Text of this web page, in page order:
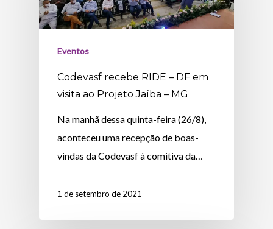
Eventos
Codevasf recebe RIDE – DF em
visita ao Projeto Jaíba – MG
Na manhã dessa quinta-feira (26/8),
aconteceu uma recepção de boas-
vindas da Codevasf à comitiva da…
1 de setembro de 2021